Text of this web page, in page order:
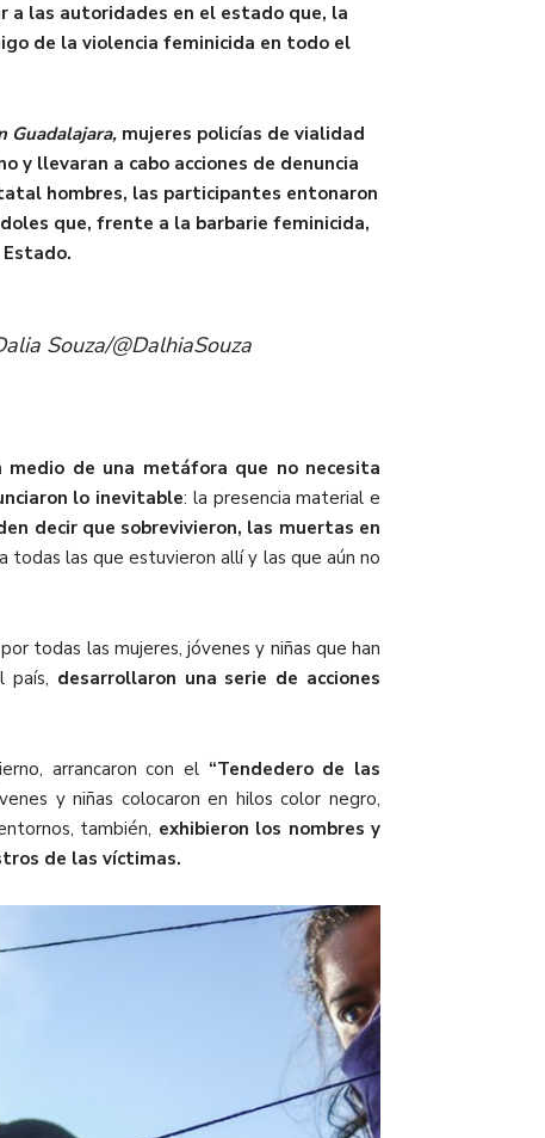
a las autoridades en el estado que, la
de la violencia feminicida en todo el
Guadalajara,mujeres policías de vialidad
y llevaran a cabo acciones de denuncia
hombres, las participantes entonaron
que, frente a la barbarie feminicida,
Souza/@DalhiaSouza
medio de una metáfora que no necesita
lo inevitable: la presencia material e
decir que sobrevivieron, las muertas en
todas las que estuvieron allí y las que aún no
todas las mujeres, jóvenes y niñas que han
país, desarrollaron una serie de acciones
arrancaron con el “Tendedero de las
y niñas colocaron en hilos color negro,
también, exhibieron los nombres y
de las víctimas.